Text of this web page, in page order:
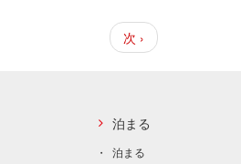
次
ペ
次 ›
泊まる
泊まる